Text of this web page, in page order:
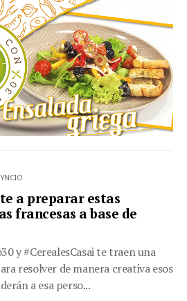
a preparar estas
francesas a base de
y #CerealesCasai te traen una
resolver de manera creativa esos
a esa perso...